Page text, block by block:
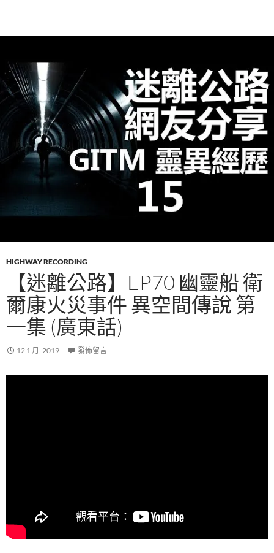
HIGHWAY RECORDING
【迷離公路】EP70 幽靈船 衛
爾康火災事件 異空間傳說 第
一集 (廣東話)
12 1 月, 2019 發佈留言